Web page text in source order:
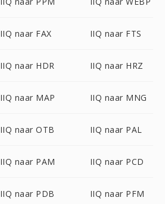
IIQ naar FAX IIQ naar FTS
IIQ naar HDR IIQ naar HRZ
IIQ naar MAP IIQ naar MNG
IIQ naar OTB IIQ naar PAL
IIQ naar PAM IIQ naar PCD
IIQ naar PDB IIQ naar PFM